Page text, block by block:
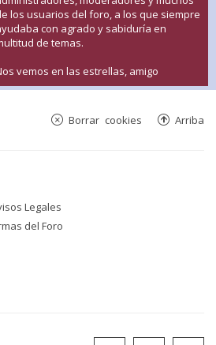
los usuarios del foro, a los que siempre
con agrado y sabiduría en
de temas.
vemos en las estrellas, amigo
Arriba
Borrar cookies
Legales
del Foro